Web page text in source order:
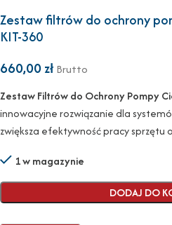
Zestaw filtrów do ochrony
KIT-360
660,00zł Brutto
Zestaw Filtrów do Ochrony Pompy
innowacyjne rozwiązanie dla
zwiększa efektywność pracy sprzętu
1 w magazynie
DODAJ DO